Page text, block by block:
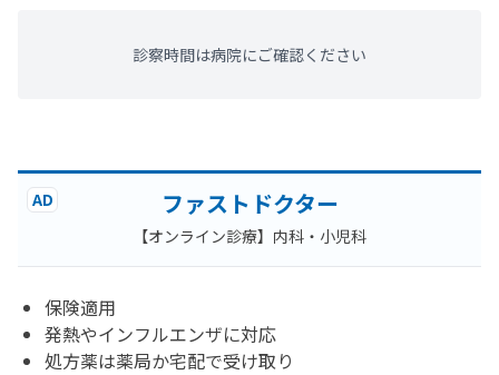
診察時間は病院にご確認ください
AD ファストドクター
【オンライン診療】内科・小児科
保険適用
発熱やインフルエンザに対応
処方薬は薬局か宅配で受け取り